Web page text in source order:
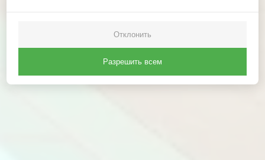
Отклонить
Разрешить всем